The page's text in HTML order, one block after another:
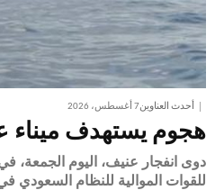
أحدث العناوين7 أغسطس، 2026
هجوم يستهدف
دوى انفجار عنيف، اليوم الجمعة،
للقوات الموالية للنظام السعودي